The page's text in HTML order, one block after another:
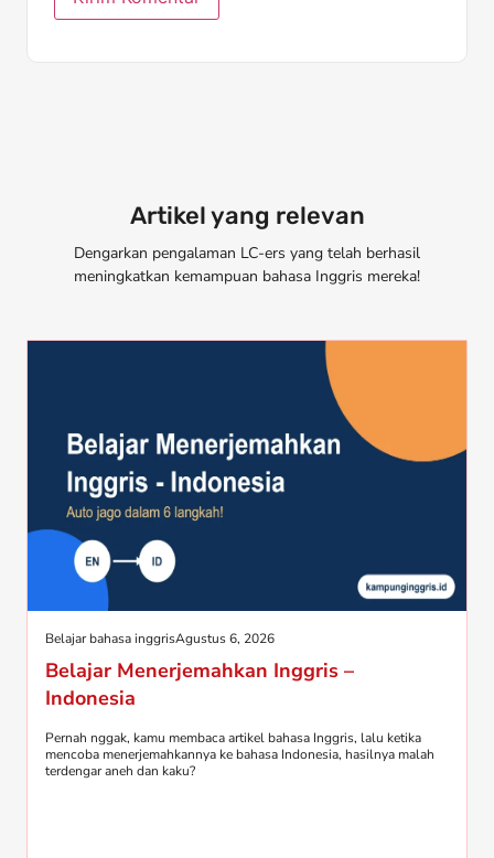
Artikel yang relevan
Dengarkan pengalaman LC-ers yang telah berhasil
meningkatkan kemampuan bahasa Inggris mereka!
Belajar bahasa inggrisAgustus 6, 2026
Belajar Menerjemahkan Inggris –
Indonesia
Pernah nggak, kamu membaca artikel bahasa Inggris, lalu ketika
mencoba menerjemahkannya ke bahasa Indonesia, hasilnya malah
terdengar aneh dan kaku?